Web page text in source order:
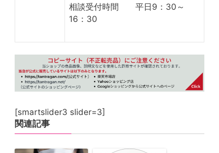
相談受付時間 平日9：30～
16：30
[smartslider3 slider=3]
関連記事